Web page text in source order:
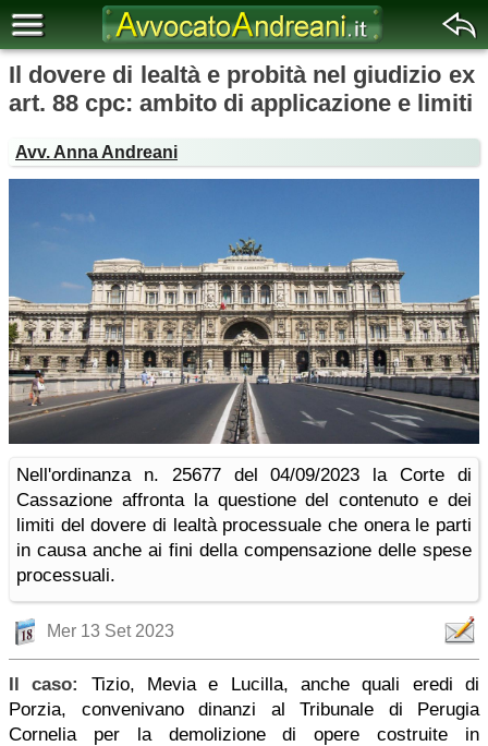
Il dovere di lealtà e probità nel giudizio ex
art. 88 cpc: ambito di applicazione e limiti
Avv. Anna Andreani
Nell'ordinanza n. 25677 del 04/09/2023 la Corte di
Cassazione affronta la questione del contenuto e dei
limiti del dovere di lealtà processuale che onera le parti
in causa anche ai fini della compensazione delle spese
processuali.
Mer 13 Set 2023
Il caso:
Tizio, Mevia e Lucilla, anche quali eredi di
Porzia, convenivano dinanzi al Tribunale di Perugia
Cornelia per la demolizione di opere costruite in